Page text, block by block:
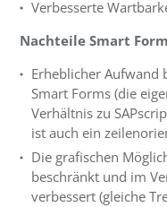
Verbesserte
Nachteile Smart
Erheblicher
Smart Forms (die
Verhältnis zu
ist auch ein
Die grafischen
beschränkt und im
verbessert (gleiche